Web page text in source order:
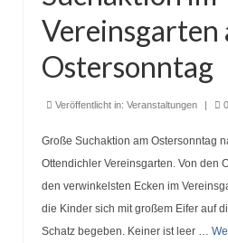
Brotbacken
Kulturfahrten
Bilder und Berichte
Heimat der BVO
Vereinsorgane
Vereinsgarten
Ostersonntag
Veröffentlicht in: Veranstaltungen 0
Große Suchaktion am Ostersonntag
Ottendichler Vereinsgarten. Von den
den verwinkelsten Ecken im
die Kinder sich mit großem Eifer auf
Schatz begeben. Keiner ist leer …